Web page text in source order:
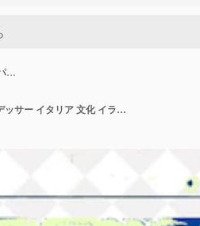
…
トスカナのキアンティ・ブドウ畑の風景 パナコッタ・デッサー イタリア 文化 イラストデザイン